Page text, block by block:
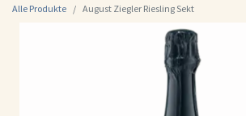
Alle Produkte August Ziegler Riesling Sekt